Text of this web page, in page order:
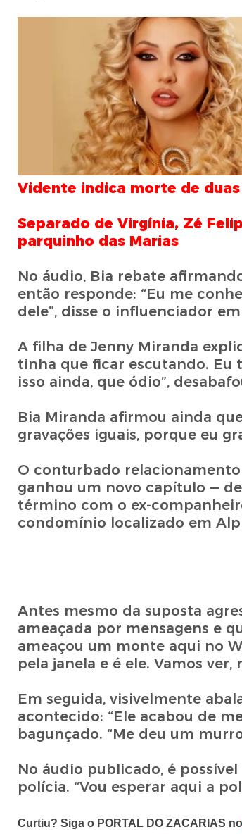
Vidente indica morte de
Separado de Virgínia, Zé
parquinho das Marias
No áudio, Bia rebate
então responde: “Eu me
dele”, disse o influenciador
A filha de Jenny Miranda
tinha que ficar escutando. Eu
isso ainda, que ódio”,
Bia Miranda afirmou ainda
gravações iguais, porque eu
O conturbado
ganhou um novo capítulo —
término com o ex-
condomínio localizado em
Antes mesmo da suposta
ameaçada por mensagens e
ameaçou um monte aqui no
pela janela e é ele. Vamos ver,
Em seguida, visivelmente
acontecido: “Ele acabou de
bagunçado. “Me deu um
No áudio publicado, é
polícia. “Vou esperar aqui a
Curtiu? Siga o PORTAL DO ZACARIAS no